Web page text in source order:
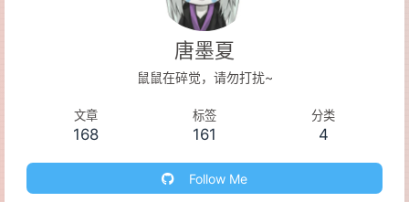
唐墨夏
鼠鼠在碎觉，请勿打扰~
文章
168
标签
161
分类
4
Follow Me